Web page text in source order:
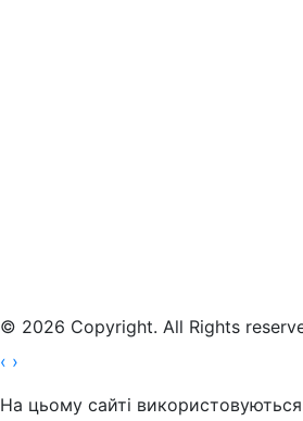
© 2026 Copyright. All Rights
‹ ›
На цьому сайті